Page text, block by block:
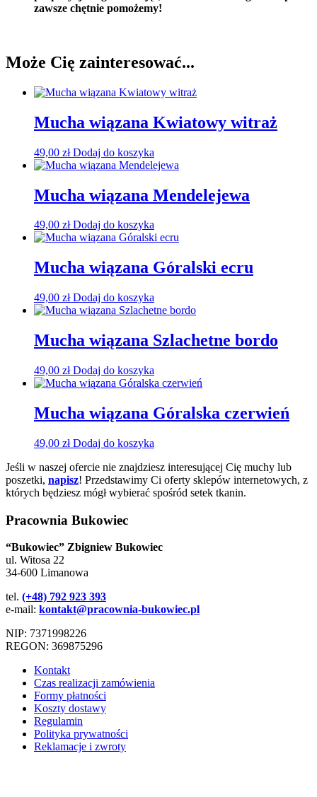
zawsze chętnie pomożemy!
Może Cię zainteresować...
Mucha wiązana Kwiatowy witraż
49,00 zł Dodaj do koszyka
Mucha wiązana Mendelejewa
49,00 zł Dodaj do koszyka
Mucha wiązana Góralski ecru
49,00 zł Dodaj do koszyka
Mucha wiązana Szlachetne bordo
49,00 zł Dodaj do koszyka
Mucha wiązana Góralska czerwień
49,00 zł Dodaj do koszyka
Jeśli w naszej ofercie nie znajdziesz interesującej Cię muchy lub
poszetki, napisz! Przedstawimy Ci oferty sklepów internetowych, z
których będziesz mógł wybierać spośród setek tkanin.
Pracownia Bukowiec
“Bukowiec” Zbigniew Bukowiec
ul. Witosa 22
34-600 Limanowa
tel. (+48) 792 923 393
e-mail: kontakt@pracownia-bukowiec.pl
NIP: 7371998226
REGON: 369875296
Kontakt
Czas realizacji zamówienia
Formy płatności
Koszty dostawy
Regulamin
Polityka prywatności
Reklamacje i zwroty